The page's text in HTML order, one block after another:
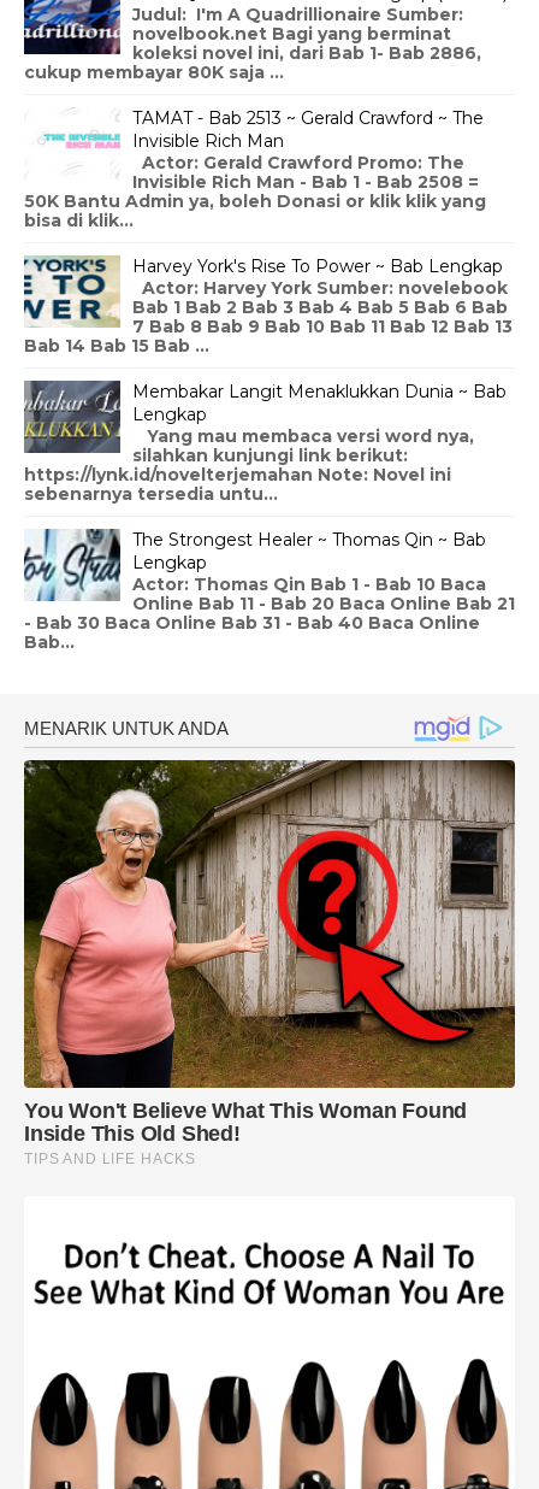
Judul: I'm A Quadrillionaire Sumber:
novelbook.net Bagi yang berminat
koleksi novel ini, dari Bab 1- Bab 2886,
cukup membayar 80K saja ...
TAMAT - Bab 2513 ~ Gerald Crawford ~ The
Invisible Rich Man
Actor: Gerald Crawford Promo: The
Invisible Rich Man - Bab 1 - Bab 2508 =
50K Bantu Admin ya, boleh Donasi or klik klik yang
bisa di klik...
Harvey York's Rise To Power ~ Bab Lengkap
Actor: Harvey York Sumber: novelebook
Bab 1 Bab 2 Bab 3 Bab 4 Bab 5 Bab 6 Bab
7 Bab 8 Bab 9 Bab 10 Bab 11 Bab 12 Bab 13
Bab 14 Bab 15 Bab ...
Membakar Langit Menaklukkan Dunia ~ Bab
Lengkap
Yang mau membaca versi word nya,
silahkan kunjungi link berikut:
https://lynk.id/novelterjemahan Note: Novel ini
sebenarnya tersedia untu...
The Strongest Healer ~ Thomas Qin ~ Bab
Lengkap
Actor: Thomas Qin Bab 1 - Bab 10 Baca
Online Bab 11 - Bab 20 Baca Online Bab 21
- Bab 30 Baca Online Bab 31 - Bab 40 Baca Online
Bab...